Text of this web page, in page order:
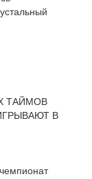
ТАЙМОВ
В